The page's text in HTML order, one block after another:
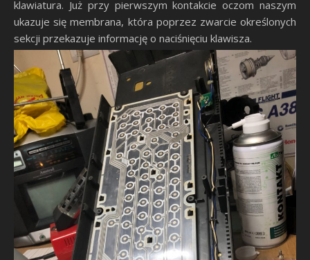
klawiatura. Już przy pierwszym kontakcie oczom naszym
ukazuje się membrana, która poprzez zwarcie określonych
sekcji przekazuje informację o naciśnięciu klawisza.